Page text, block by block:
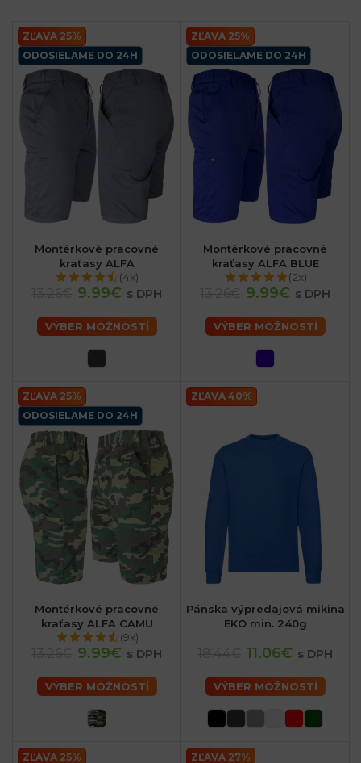
ZĽAVA 25%
ODOSIELAME DO 24H
Montérkové pracovné
kraťasy ALFA
(4x)
9.99€ s DPH
VÝBER MOŽNOSTÍ
ZĽAVA 25%
ODOSIELAME DO 24H
Montérkové pracovné
kraťasy ALFA BLUE
(2x)
9.99€ s DPH
VÝBER MOŽNOSTÍ
ZĽAVA 25%
ODOSIELAME DO 24H
Montérkové pracovné
kraťasy ALFA CAMU
(9x)
9.99€ s DPH
VÝBER MOŽNOSTÍ
ZĽAVA 40%
Pánska výpredajová mikina
EKO min. 240g
11.06€ s DPH
VÝBER MOŽNOSTÍ
ZĽAVA 25%
ZĽAVA 27%